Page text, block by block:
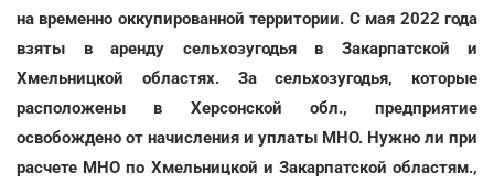
на временно оккупированной территории. С мая 2022 года
взяты в аренду сельхозугодья в Закарпатской и
Хмельницкой областях. За сельхозугодья, которые
расположены в Херсонской обл., предприятие
освобождено от начисления и уплаты МНО. Нужно ли при
расчете МНО по Хмельницкой и Закарпатской областям.,